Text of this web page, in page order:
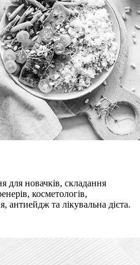
для новачків, складання
косметологів,
антиейдж та лікувальна дієта.